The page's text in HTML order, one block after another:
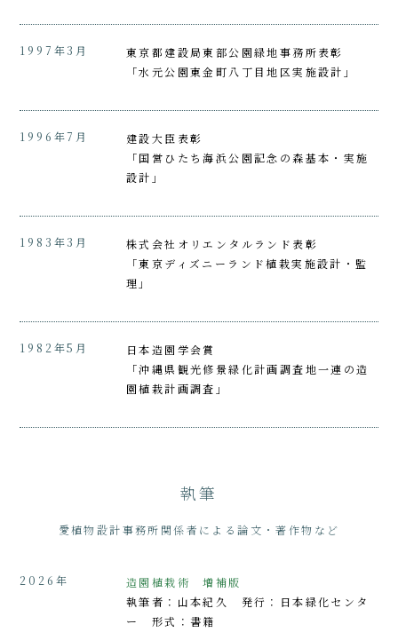
1997年3月
東京都建設局東部公園緑地事務所表彰
「水元公園東金町八丁目地区実施設計」
1996年7月
建設大臣表彰
「国営ひたち海浜公園記念の森基本・実施
設計」
1983年3月
株式会社オリエンタルランド表彰
「東京ディズニーランド植栽実施設計・監
理」
1982年5月
日本造園学会賞
「沖縄県観光修景緑化計画調査地一連の造
園植栽計画調査」
執筆
愛植物設計事務所関係者による論文・著作物など
2026年
造園植栽術 増補版
執筆者：山本紀久 発行：日本緑化センタ
ー 形式：書籍